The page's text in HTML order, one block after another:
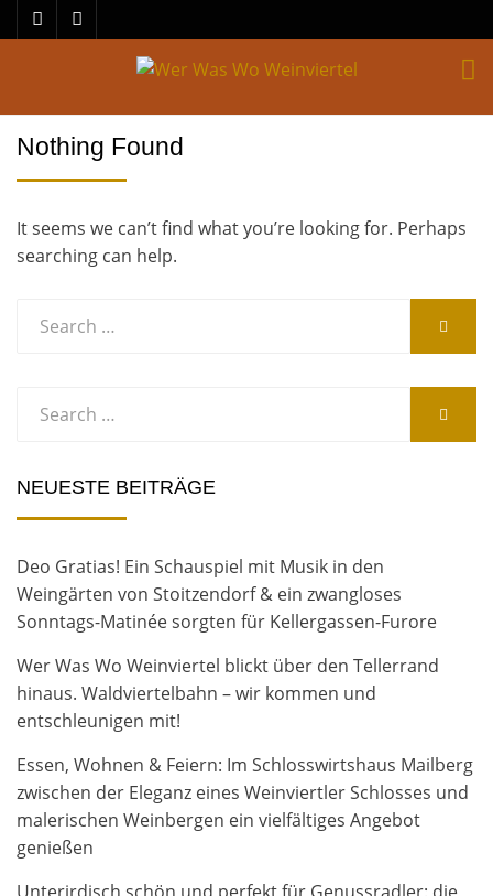
Nothing Found
It seems we can’t find what you’re looking for. Perhaps
searching can help.
for:
for:
NEUESTE BEITRÄGE
Deo Gratias! Ein Schauspiel mit Musik in den
Weingärten von Stoitzendorf & ein zwangloses
Sonntags-Matinée sorgten für Kellergassen-Furore
Wer Was Wo Weinviertel blickt über den Tellerrand
hinaus. Waldviertelbahn – wir kommen und
entschleunigen mit!
Essen, Wohnen & Feiern: Im Schlosswirtshaus Mailberg
zwischen der Eleganz eines Weinviertler Schlosses und
malerischen Weinbergen ein vielfältiges Angebot
genießen